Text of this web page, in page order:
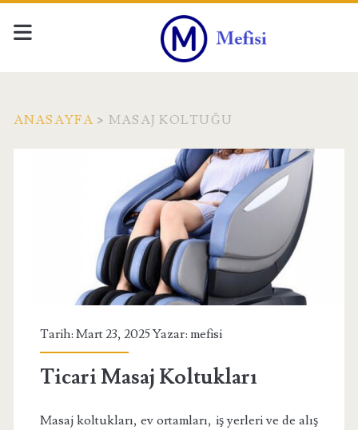
ANASAYFA > MASAJ KOLTUĞU
<span>Masaj
Koltuğu</span>
Tarih: Mart 23, 2025 Yazar: mefisi
Ticari Masaj Koltukları
Masaj koltukları, ev ortamları, iş yerleri ve de alış